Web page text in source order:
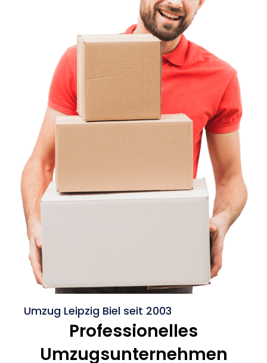
Umzug Leipzig Biel seit 2003
Professionelles
Umzugsunternehmen